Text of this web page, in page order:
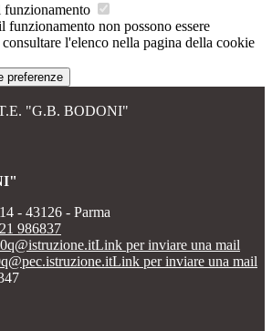
funzionamento
funzionamento non possono essere
l'elenco nella pagina della cookie
preferenze
"G.B. BODONI"
- 43126 - Parma
986837
Link per inviare una mail
Link per inviare una mail